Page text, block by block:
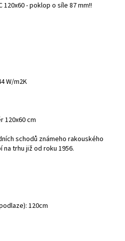
120x60 - poklop o síle 87 mm!!
W/m2K
120x60 cm
schodů známeho rakouského
trhu již od roku 1956.
120cm